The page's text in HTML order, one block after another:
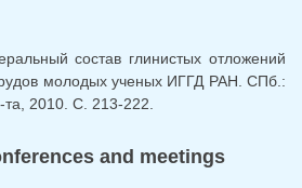
состав глинистых отложений
молодых ученых ИГГД РАН. СПб.:
2010. С. 213-222.
and meetings